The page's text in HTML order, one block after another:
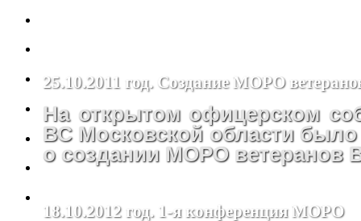
25.10.2011 год. Создание МОРО
На открытом офицерском
ВС Московской области
о создании МОРО ветеранов
18.10.2012 год. 1-я конференция МОРО